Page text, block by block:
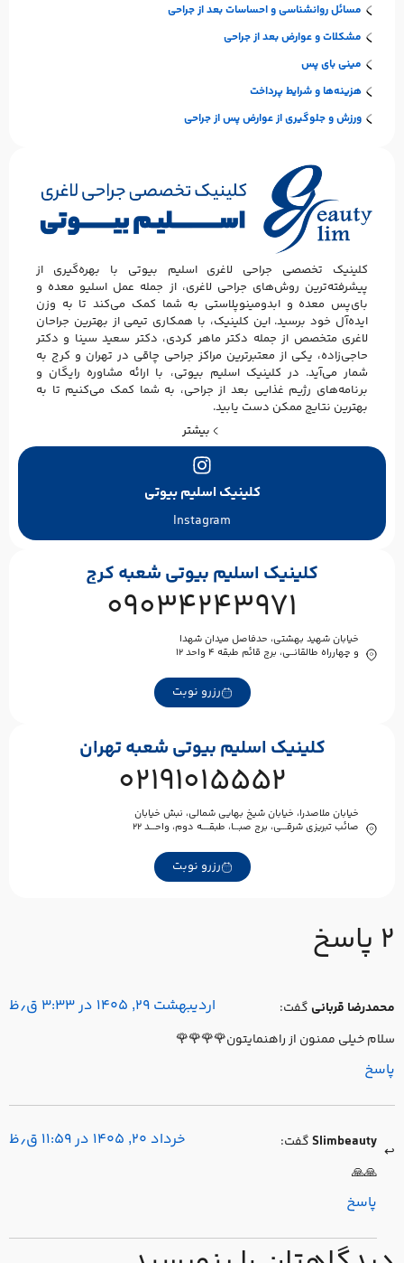
مسائل روانشناسی و احساسات بعد از جراحی
مشکلات و عوارض بعد از جراحی
مینی بای پس
هزینه‌ها و شرایط پرداخت
ورزش و جلوگیری از عوارض پس از جراحی
کلینیک تخصصی جراحی لاغری اسلیم بیوتی با بهره‌گیری از
پیشرفته‌ترین روش‌های جراحی لاغری، از جمله عمل اسلیو معده و
بای‌پس معده و ابدومینوپلاستی به شما کمک می‌کند تا به وزن
ایده‌آل خود برسید. این کلینیک، با همکاری تیمی از بهترین جراحان
لاغری متخصص از جمله دکتر ماهر کردی، دکتر سعید سینا و دکتر
حاجی‌زاده، یکی از معتبرترین مراکز جراحی چاقی در تهران و کرج به
شمار می‌آید. در کلینیک اسلیم بیوتی، با ارائه مشاوره رایگان و
برنامه‌های رژیم غذایی بعد از جراحی، به شما کمک می‌کنیم تا به
بهترین نتایج ممکن دست یابید.
بیشتر
کلینیک اسلیم بیوتی
Instagram
کلینیک اسلیم بیوتی شعبه کرج
09034243971
خیابان شهید بهشتی، حدفاصل میدان شهدا
و چهارراه طالقانــی، برج قائم طبقه ۴ واحد ۱۲
رزرو نوبت
کلینیک اسلیم بیوتی شعبه تهران
02191015552
خیابان ملاصدرا، خیابان شیخ بهایی شمالی، نبش خیابان
صائب تبریزی شرقـــی، برج صبـــا، طبقــــه دوم، واحـــد ۲۲
رزرو نوبت
قربانیگفت: اردیبهشت ۲۹, ۱۴۰۵ در ۳:۳۳ ق٫ظ
خیلی ممنون از راهنمایتون🌹🌹🌹🌹
Slimbeautyگفت: خرداد ۲۰, ۱۴۰۵ در ۱۱:۵۹ ق٫ظ
🙏🙏
پاسخ